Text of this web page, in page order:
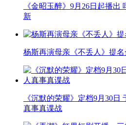
《金昭玉醉》9月26日起播出
新
杨斯再演母亲《不丢人》提名
《沉默的荣耀》定档9月30日
真事真谍战